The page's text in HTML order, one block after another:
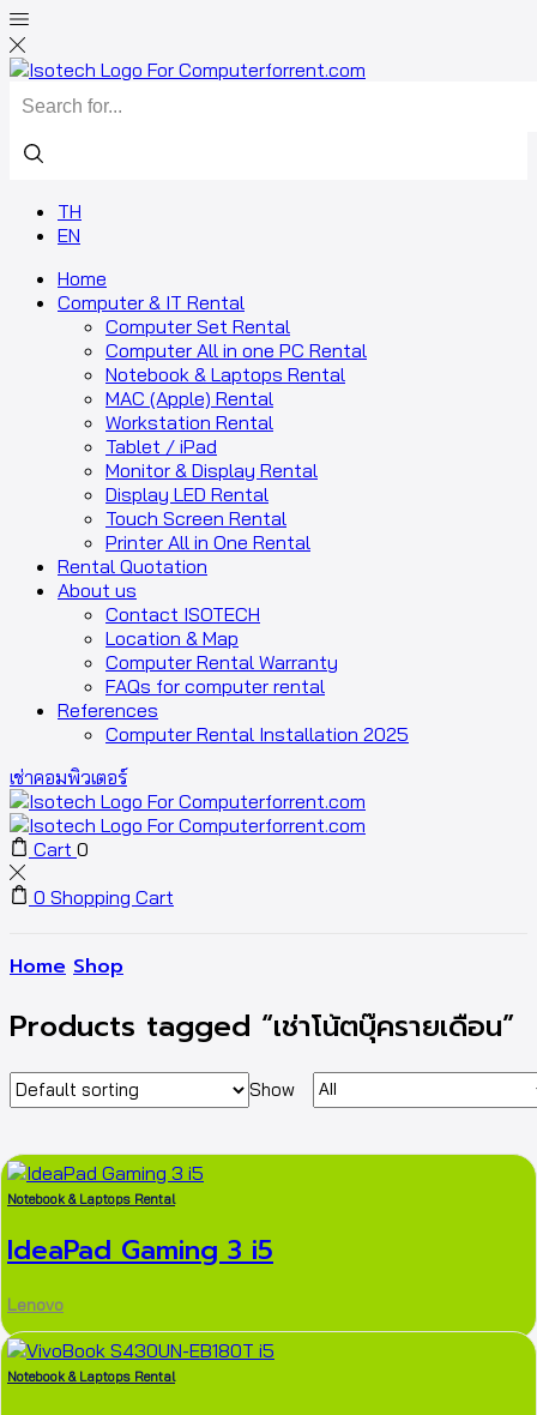
TH
EN
Home
Computer & IT Rental
Computer Set Rental
Computer All in one PC Rental
Notebook & Laptops Rental
MAC (Apple) Rental
Workstation Rental
Tablet / iPad
Monitor & Display Rental
Display LED Rental
Touch Screen Rental
Printer All in One Rental
Rental Quotation
About us
Contact ISOTECH
Location & Map
Computer Rental Warranty
FAQs for computer rental
References
Computer Rental Installation 2025
เช่าคอมพิวเตอร์
Cart 0
0 Shopping Cart
Home Shop
Products tagged “เช่าโน้ตบุ๊ครายเดือน”
Show
Notebook & Laptops Rental
IdeaPad Gaming 3 i5
Lenovo
Notebook & Laptops Rental